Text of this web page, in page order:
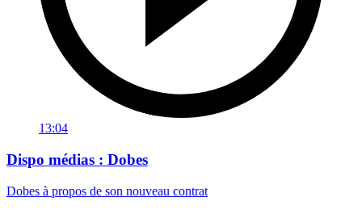
13:04
Dispo médias : Dobes
Dobes à propos de son nouveau contrat